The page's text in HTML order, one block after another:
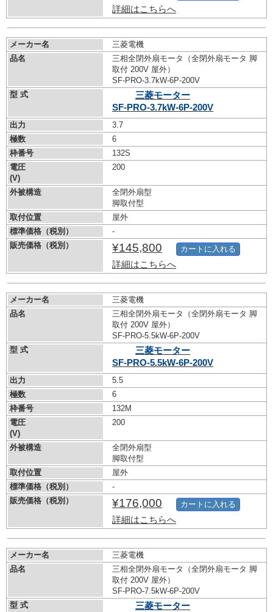
詳細はこちらへ
メーカー名
三菱電機
品名
三相全閉外扇モータ（全閉外扇モータ 脚
取付 200V 屋外）
SF-PRO-3.7kW-6P-200V
型 式
三菱モーター
SF-PRO-3.7kW-6P-200V
出力
3.7
極数
6
枠番号
132S
電圧
(V)
200
外被構造
全閉外扇型
脚取付型
取付位置
屋外
標準価格（税別）
-
販売価格（税別）
¥145,800
詳細はこちらへ
カートに入れる
メーカー名
三菱電機
品名
三相全閉外扇モータ（全閉外扇モータ 脚
取付 200V 屋外）
SF-PRO-5.5kW-6P-200V
型 式
三菱モーター
SF-PRO-5.5kW-6P-200V
出力
5.5
極数
6
枠番号
132M
電圧
(V)
200
外被構造
全閉外扇型
脚取付型
取付位置
屋外
標準価格（税別）
-
販売価格（税別）
¥176,000
詳細はこちらへ
カートに入れる
メーカー名
三菱電機
品名
三相全閉外扇モータ（全閉外扇モータ 脚
取付 200V 屋外）
SF-PRO-7.5kW-6P-200V
型 式
三菱モーター